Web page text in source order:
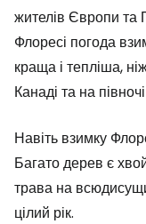
жителів Європи та
Флоресі погода
краща і тепліша,
Канаді та на
Навіть взимку
Багато дерев є
трава на
цілий рік.